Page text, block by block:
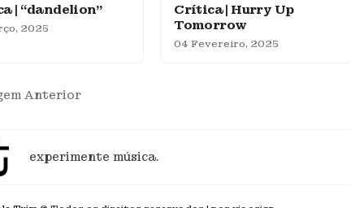
| “dandelion”
2025
Crítica | Hurry Up
Tomorrow
04 Fevereiro, 2025
Anterior
experimente música.